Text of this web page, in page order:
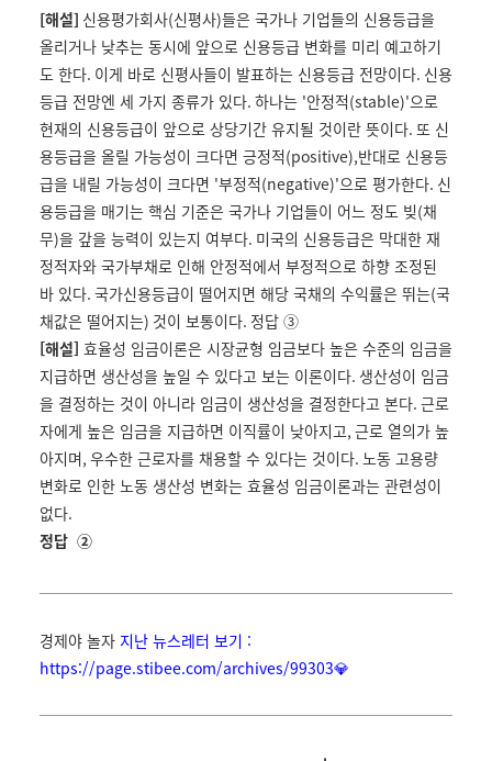
[해설] 신용평가회사(신평사)들은 국가나 기업들의 신용등급을
올리거나 낮추는 동시에 앞으로 신용등급 변화를 미리 예고하기
도 한다. 이게 바로 신평사들이 발표하는 신용등급 전망이다. 신용
등급 전망엔 세 가지 종류가 있다. 하나는 '안정적(stable)'으로
현재의 신용등급이 앞으로 상당기간 유지될 것이란 뜻이다. 또 신
용등급을 올릴 가능성이 크다면 긍정적(positive),반대로 신용등
급을 내릴 가능성이 크다면 '부정적(negative)'으로 평가한다. 신
용등급을 매기는 핵심 기준은 국가나 기업들이 어느 정도 빚(채
무)을 갚을 능력이 있는지 여부다. 미국의 신용등급은 막대한 재
정적자와 국가부채로 인해 안정적에서 부정적으로 하향 조정된
바 있다. 국가신용등급이 떨어지면 해당 국채의 수익률은 뛰는(국
채값은 떨어지는) 것이 보통이다. 정답 ③
[해설] 효율성 임금이론은 시장균형 임금보다 높은 수준의 임금을
지급하면 생산성을 높일 수 있다고 보는 이론이다. 생산성이 임금
을 결정하는 것이 아니라 임금이 생산성을 결정한다고 본다. 근로
자에게 높은 임금을 지급하면 이직률이 낮아지고, 근로 열의가 높
아지며, 우수한 근로자를 채용할 수 있다는 것이다. 노동 고용량
변화로 인한 노동 생산성 변화는 효율성 임금이론과는 관련성이
없다.
정답 ②
경제야 놀자 지난 뉴스레터 보기 :
https://page.stibee.com/archives/99303💎